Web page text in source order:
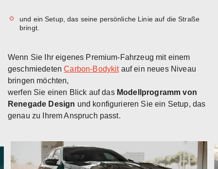
und ein Setup, das seine persönliche Linie auf die Straße
bringt.
Wenn Sie Ihr eigenes Premium-Fahrzeug mit einem
geschmiedetenCarbon-Bodykitauf ein neues Niveau
bringen möchten,
werfen Sie einen Blick auf das Modellprogramm von
Renegade Design und konfigurieren Sie ein Setup, das
genau zu Ihrem Anspruch passt.